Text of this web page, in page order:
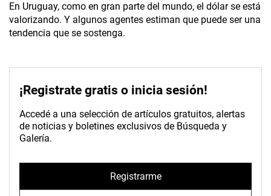
En Uruguay, como en gran parte del mundo, el dólar se está
valorizando. Y algunos agentes estiman que puede ser una
tendencia que se sostenga.
¡Registrate gratis o inicia sesión!
Accedé a una selección de artículos gratuitos, alertas
de noticias y boletines exclusivos de Búsqueda y
Galería.
Registrarme